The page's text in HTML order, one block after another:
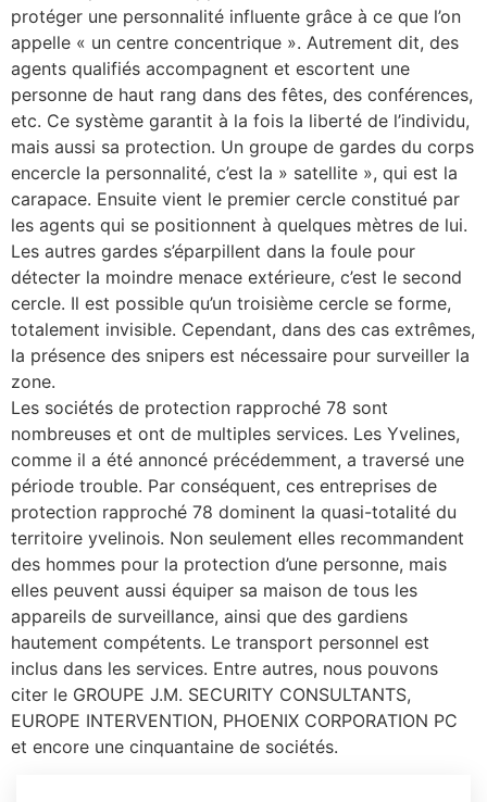
protéger une personnalité influente grâce à ce que l’on
appelle « un centre concentrique ». Autrement dit, des
agents qualifiés accompagnent et escortent une
personne de haut rang dans des fêtes, des conférences,
etc. Ce système garantit à la fois la liberté de l’individu,
mais aussi sa protection. Un groupe de gardes du corps
encercle la personnalité, c’est la » satellite », qui est la
carapace. Ensuite vient le premier cercle constitué par
les agents qui se positionnent à quelques mètres de lui.
Les autres gardes s’éparpillent dans la foule pour
détecter la moindre menace extérieure, c’est le second
cercle. Il est possible qu’un troisième cercle se forme,
totalement invisible. Cependant, dans des cas extrêmes,
la présence des snipers est nécessaire pour surveiller la
zone.
Les sociétés de protection rapproché 78 sont
nombreuses et ont de multiples services. Les Yvelines,
comme il a été annoncé précédemment, a traversé une
période trouble. Par conséquent, ces entreprises de
protection rapproché 78 dominent la quasi-totalité du
territoire yvelinois. Non seulement elles recommandent
des hommes pour la protection d’une personne, mais
elles peuvent aussi équiper sa maison de tous les
appareils de surveillance, ainsi que des gardiens
hautement compétents. Le transport personnel est
inclus dans les services. Entre autres, nous pouvons
citer le GROUPE J.M. SECURITY CONSULTANTS,
EUROPE INTERVENTION, PHOENIX CORPORATION PC
et encore une cinquantaine de sociétés.